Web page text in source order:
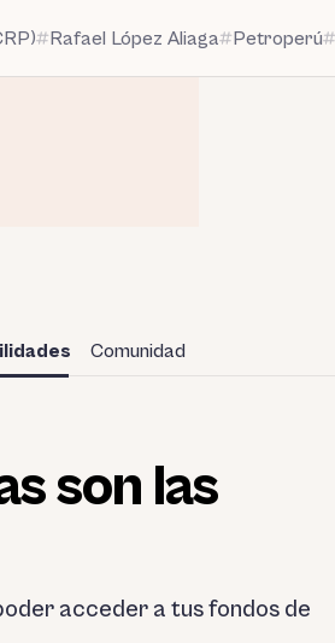
Rafael López Aliaga Petroperú
Comunidad
son las
acceder a tus fondos de